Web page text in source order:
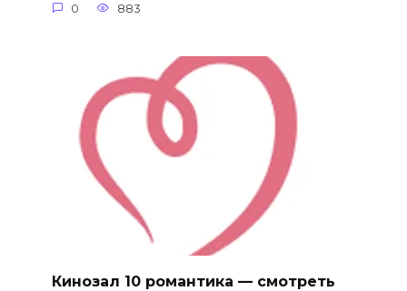
0 883
Кинозал 10 романтика — смотреть